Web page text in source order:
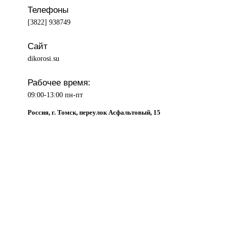
Телефоны
[3822] 938749
Сайт
dikorosi.su
Рабочее время:
09:00-13:00 пн-пт
Россия, г. Томск, переулок Асфальтовый, 15